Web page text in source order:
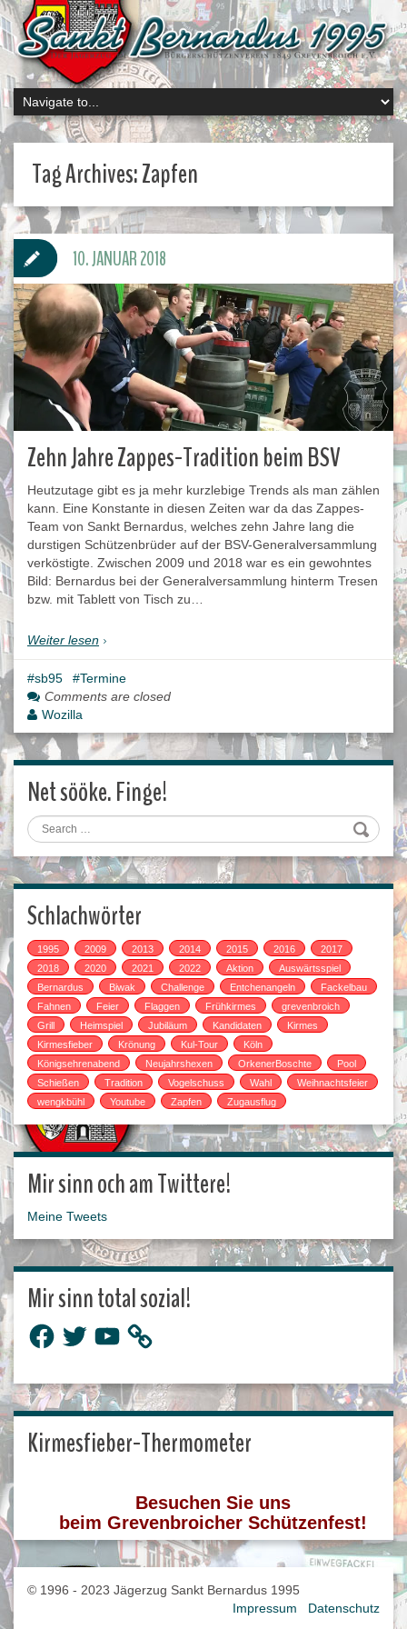
Tag Archives:Zapfen
Zehn Jahre Zappes-Tradition beim BSV
Heutzutage gibt es ja mehr kurzlebige Trends als man zählen
kann. Eine Konstante in diesen Zeiten war da das Zappes-
Team von Sankt Bernardus, welches zehn Jahre lang die
durstigen Schützenbrüder auf der BSV-Generalversammlung
verköstigte. Zwischen 2009 und 2018 war es ein gewohntes
Bild: Bernardus bei der Generalversammlung hinterm Tresen
bzw. mit Tablett von Tisch zu…
Weiter lesen
10. JANUAR 2018
sb95
Termine
Comments are closed
Wozilla
Net sööke. Finge!
Search
Schlachwörter
1995 2009 2013 2014 2015 2016
2017
2018
2020 2021 2022 Aktion
Auswärtsspiel
Bernardus
Biwak Challenge Entchenangeln
Fackelbau
Fahnen
Feier Flaggen Frühkirmes
grevenbroich
Grill
Heimspiel Jubiläum Kandidaten
Kirmes
Kirmesfieber
Krönung Kul-Tour
Köln
Königsehrenabend
Neujahrshexen OrkenerBoschte
Pool
Schießen
Tradition Vogelschuss Wahl
Weihnachtsfeier
wengkbühl
Youtube Zapfen Zugausflug
Mir sinn och am Twittere!
Meine Tweets
Mir sinn total sozial!
Facebook
TwitterYouTube
Kirmesfieber-Thermometer
Besuchen Sie uns
beim Grevenbroicher Schützenfest!
© 1996 - 2023 Jägerzug Sankt Bernardus 1995
Impressum
Datenschutz